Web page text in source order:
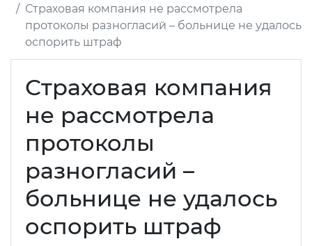
Страховая компания не рассмотрела
протоколы разногласий – больнице не удалось
оспорить штраф
Страховая компания
не рассмотрела
протоколы
разногласий –
больнице не удалось
оспорить штраф